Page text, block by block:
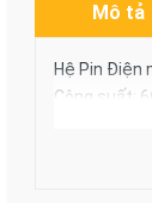
Mô tả
Hệ Pin Điện
Công suất: